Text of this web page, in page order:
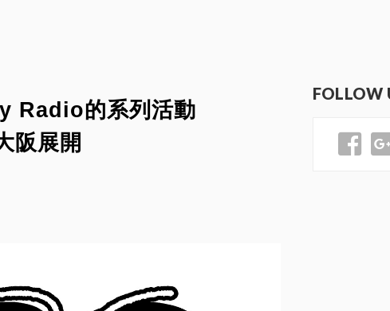
Radio的系列活動
阪展開
FOLLOW